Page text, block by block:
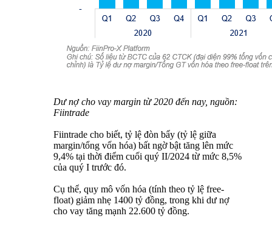
Dư nợ cho vay margin từ 2020 đến nay, nguồn:
Fiintrade
Fiintrade cho biết, tỷ lệ đòn bẩy (tỷ lệ giữa
margin/tổng vốn hóa) bất ngờ bật tăng lên mức
9,4% tại thời điểm cuối quý II/2024 từ mức 8,5%
của quý I trước đó.
Cụ thể, quy mô vốn hóa (tính theo tỷ lệ free-
float) giảm nhẹ 1400 tỷ đồng, trong khi dư nợ
cho vay tăng mạnh 22.600 tỷ đồng.